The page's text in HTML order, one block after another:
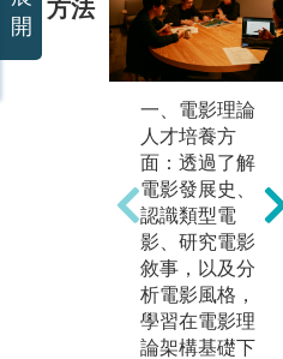
方法
一、電影理論
人才培養方
面：透過了解
電影發展史、
認識類型電
影、研究電影
敘事，以及分
析電影風格，
學習在電影理
論架構基礎下
開